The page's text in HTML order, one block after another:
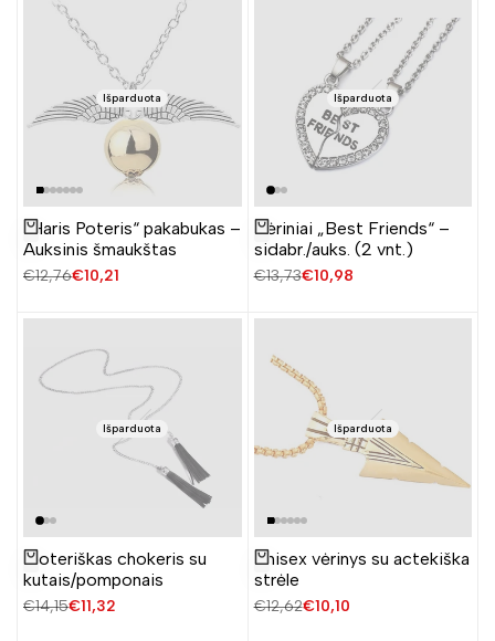
Išparduota
Žiūrėti produktą
„Haris Poteris“ pakabukas –
Auksinis šmaukštas
Įprasta
€12,76Pardavimo
€10,21
Išparduota
Žiūrėti produktą
Vėriniai „Best Friends“ –
sidabr./auks. (2 vnt.)
Įprasta
€13,73Pardavimo
€10,98
Išparduota
Žiūrėti produktą
Moteriškas chokeris su
kutais/pomponais
Įprasta
€14,15Pardavimo
€11,32
Išparduota
Žiūrėti produktą
Unisex vėrinys su actekiška
strėle
Įprasta
€12,62Pardavimo
€10,10